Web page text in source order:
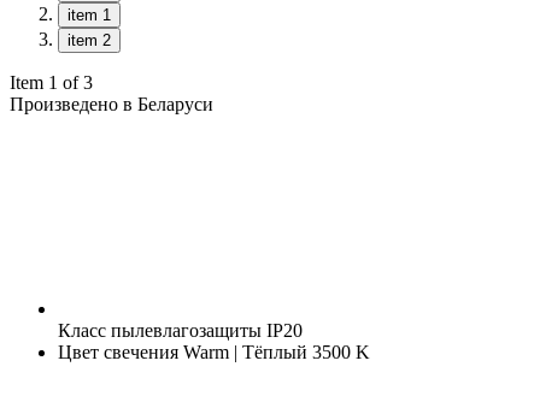
item 1
item 2
Item 1 of 3
Произведено в Беларуси
Класс пылевлагозащиты IP20
Цвет свечения Warm | Тёплый 3500 K